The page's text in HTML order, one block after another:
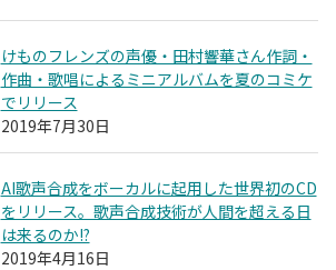
けものフレンズの声優・田村響華さん作詞・
作曲・歌唱によるミニアルバムを夏のコミケ
でリリース
2019年7月30日
AI歌声合成をボーカルに起用した世界初のCD
をリリース。歌声合成技術が人間を超える日
は来るのか!?
2019年4月16日